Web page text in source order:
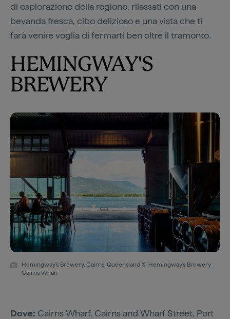
di esplorazione della regione, rilassati con una
bevanda fresca, cibo delizioso e una vista che ti
farà venire voglia di fermarti ben oltre il tramonto.
HEMINGWAY'S
BREWERY
Hemingway's Brewery, Cairns, Queensland © Hemingway's Brewery
Cairns Wharf
Dove: Cairns Wharf, Cairns and Wharf Street, Port